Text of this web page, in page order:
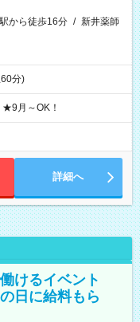
から徒歩16分 / 新井薬師
分)
月～OK！
詳細へ
けるイベント
日に給料もら